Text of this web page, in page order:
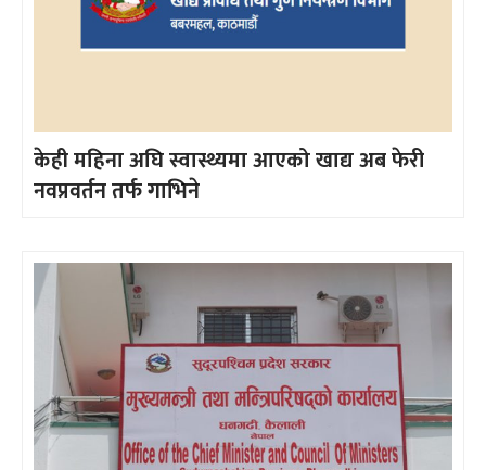
केही महिना अघि स्वास्थ्यमा आएको खाद्य अब फेरी
नवप्रवर्तन तर्फ गाभिने